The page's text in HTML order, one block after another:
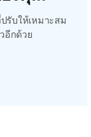
รับให้เหมาะสม
อีกด้วย